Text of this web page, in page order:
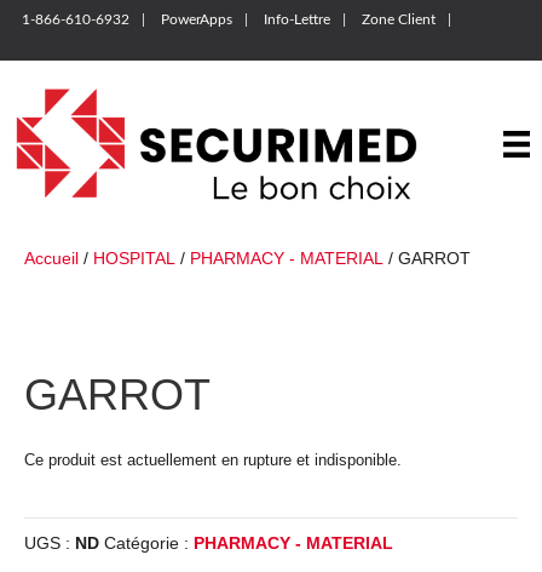
1-866-610-6932 PowerApps Info-Lettre Zone Client
Accueil / HOSPITAL / PHARMACY - MATERIAL / GARROT
GARROT
Ce produit est actuellement en rupture et indisponible.
UGS : ND Catégorie : PHARMACY - MATERIAL